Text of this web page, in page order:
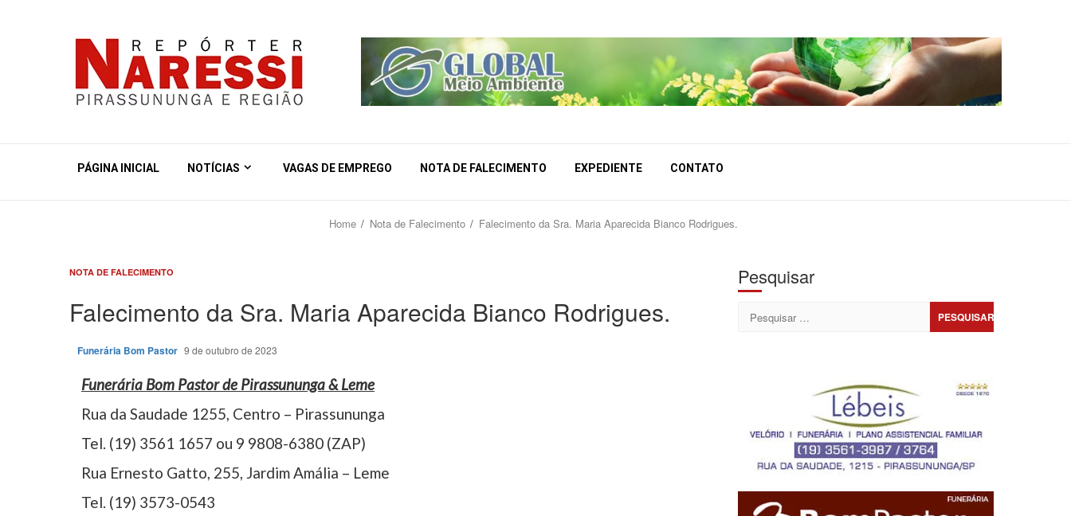
PÁGINA INICIAL NOTÍCIAS VAGAS DE EMPREGO NOTA DE FALECIMENTO EXPEDIENTE CONTATO
Home Nota de Falecimento Falecimento da Sra. Maria Aparecida Bianco Rodrigues.
NOTA DE FALECIMENTO
Falecimento da Sra. Maria Aparecida Bianco Rodrigues.
Funerária Bom Pastor 9 de outubro de 2023
Funerária Bom Pastor de Pirassununga & Leme
Rua da Saudade 1255, Centro – Pirassununga
Tel. (19) 3561 1657 ou 9 9808-6380 (ZAP)
Rua Ernesto Gatto, 255, Jardim Amália – Leme
Tel. (19) 3573-0543
Pesquisar
Pesquisar